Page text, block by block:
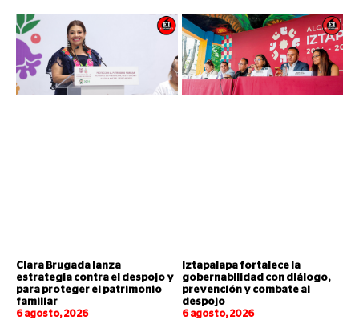
Clara Brugada lanza
estrategia contra el despojo y
para proteger el patrimonio
familiar
6 agosto, 2026
Iztapalapa fortalece la
gobernabilidad con diálogo,
prevención y combate al
despojo
6 agosto, 2026